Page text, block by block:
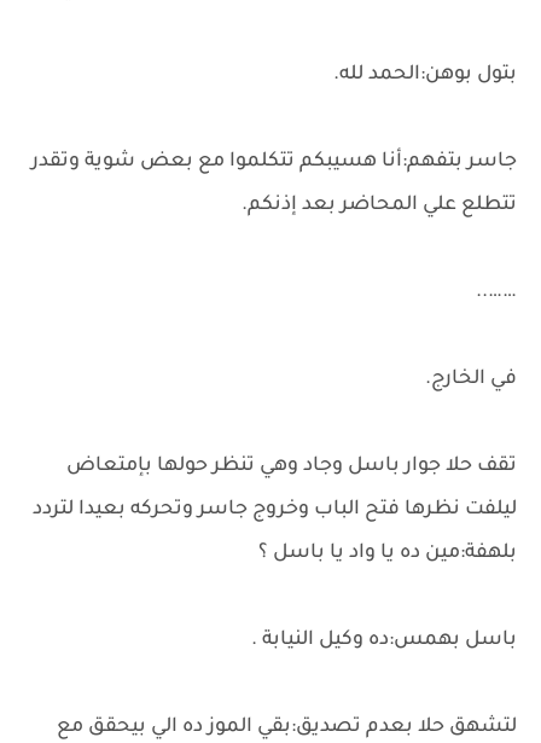
بتول بوهن:الحمد لله.
جاسر بتفهم:أنا هسيبكم تتكلموا مع بعض شوية وتقدر
تتطلع علي المحاضر بعد إذنكم.
……..
في الخارج.
تقف حلا جوار باسل وجاد وهي تنظر حولها بإمتعاض
ليلفت نظرها فتح الباب وخروج جاسر وتحركه بعيدا لتردد
بلهفة:مين ده يا واد يا باسل ؟
باسل بهمس:ده وكيل النيابة .
لتشهق حلا بعدم تصديق:بقي الموز ده الي بيحقق مع